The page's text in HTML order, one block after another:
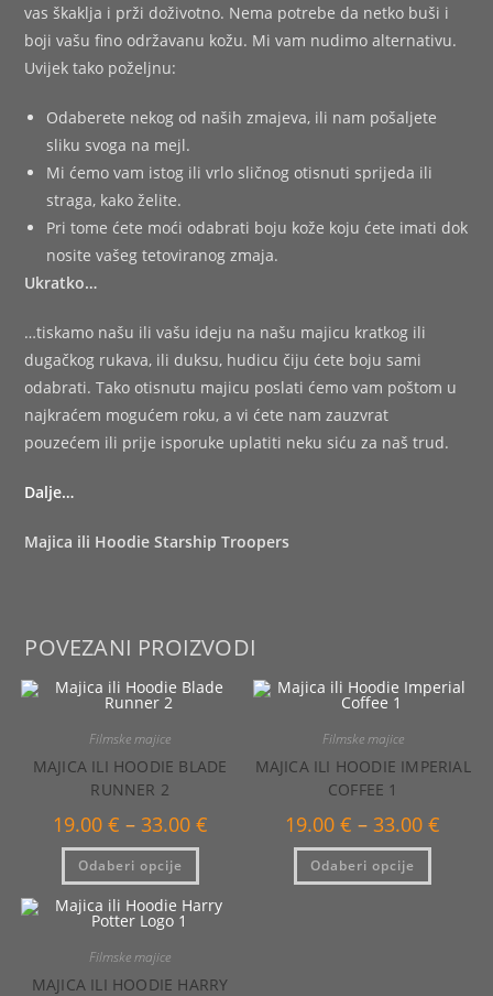
vas škaklja i prži doživotno. Nema potrebe da netko buši i
boji vašu fino održavanu kožu. Mi vam nudimo alternativu.
Uvijek tako poželjnu:
Odaberete nekog od naših zmajeva, ili nam pošaljete
sliku svoga na mejl.
Mi ćemo vam istog ili vrlo sličnog otisnuti sprijeda ili
straga, kako želite.
Pri tome ćete moći odabrati boju kože koju ćete imati dok
nosite vašeg tetoviranog zmaja.
Ukratko…
…tiskamo našu ili vašu ideju na našu majicu kratkog ili
dugačkog rukava, ili duksu, hudicu čiju ćete boju sami
odabrati. Tako otisnutu majicu poslati ćemo vam poštom u
najkraćem mogućem roku, a vi ćete nam zauzvrat
pouzećem ili prije isporuke uplatiti neku siću za naš trud.
Dalje…
Majica ili Hoodie Starship Troopers
POVEZANI PROIZVODI
Filmske majice
MAJICA ILI HOODIE BLADE
RUNNER 2
19.00 € – 33.00 €Raspon
cijena:
Odaberi opcije
Ovaj
ima
više
varijanti.
odabrati
na
Filmske majice
MAJICA ILI HOODIE IMPERIAL
COFFEE 1
19.00€ – 33.00€
Odaberi opcije
Ovaj
ima
Filmske majice
MAJICA ILI HOODIE HARRY